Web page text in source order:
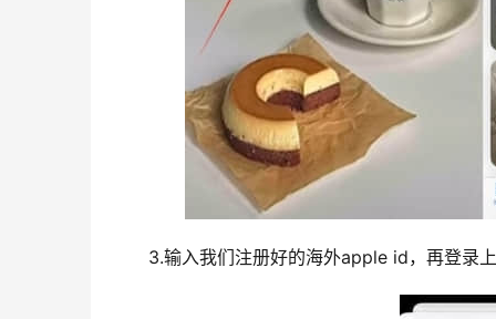
3.输入我们注册好的海外apple id，再登录